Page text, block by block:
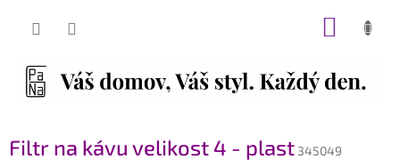
Filtr na kávu velikost 4 - plast345049